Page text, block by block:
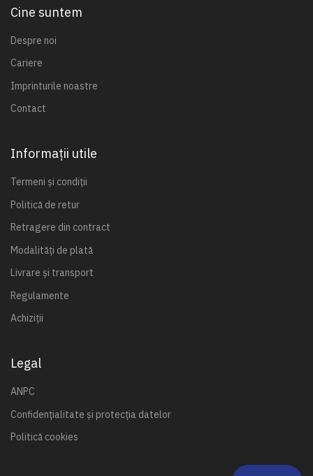
Cine suntem
Despre noi
Cariere
Imprinturile noastre
Contact
Informații utile
Termeni și condiții
Politică de retur
Retragere din contract
Modalități de plată
Livrare și transport
Regulamente
Achiziții
Legal
ANPC
Confidențialitate și protecția datelor
Politică cookies